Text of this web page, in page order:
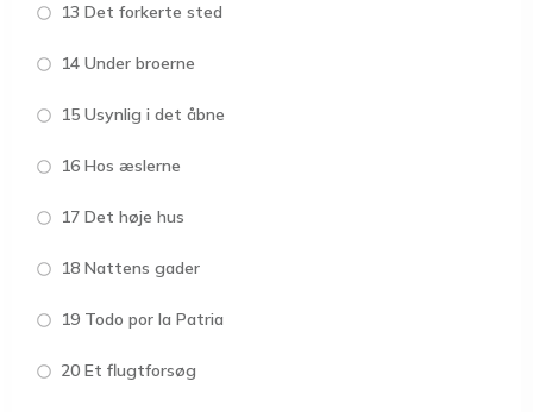
13 Det forkerte sted
14 Under broerne
15 Usynlig i det åbne
16 Hos æslerne
17 Det høje hus
18 Nattens gader
19 Todo por la Patria
20 Et flugtforsøg